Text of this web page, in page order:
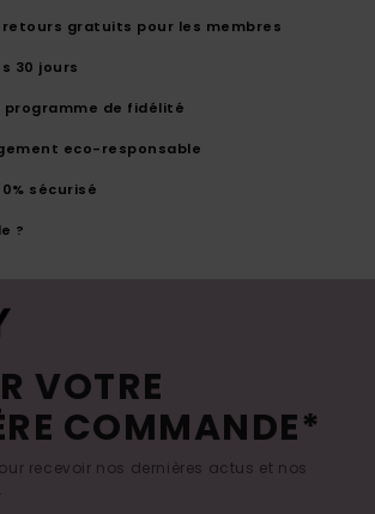
retours gratuits pour les membres
30 jours
programme de fidélité
eco-responsable
sécurisé
?
VOTRE
COMMANDE*
recevoir nos dernières actus et nos